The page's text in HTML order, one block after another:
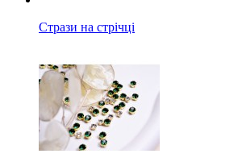
Стрази на стрічці